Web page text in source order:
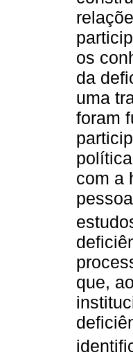
os
da
uma
foram
com a
que,